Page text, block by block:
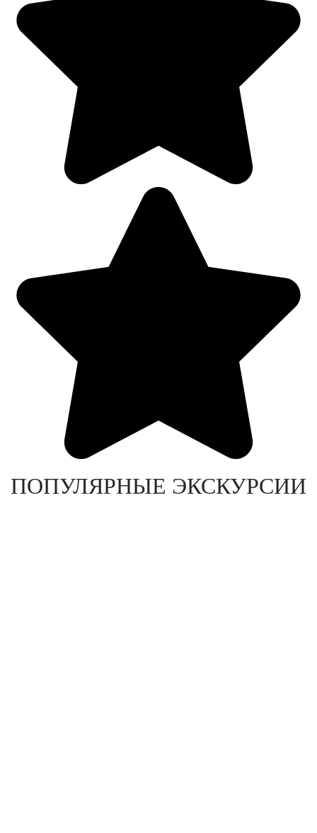
ПОПУЛЯРНЫЕ ЭКСКУРСИИ